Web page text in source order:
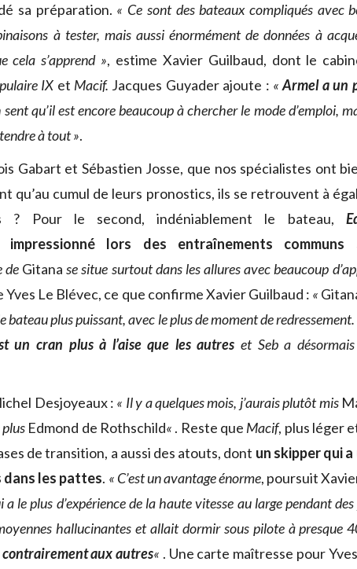
sa préparation. « Ce sont des bateaux compliqués avec
à tester, mais aussi énormément de données à
cela s’apprend », estime Xavier Guilbaud, dont le
IX et Macif. Jacques Guyader ajoute : «Armel a un
sent qu’il est encore beaucoup à chercher le mode d’emploi,
à tout ».
Gabart et Sébastien Josse, que nos spécialistes ont
qu’au cumul de leurs pronostics, ils se retrouvent à
? Pour le second, indéniablement le bateau,
lors des entraînements communs
de Gitana se situe surtout dans les allures avec beaucoup
Yves Le Blévec, ce que confirme Xavier Guilbaud : «
bateau plus puissant, avec le plus de moment de redressement.
un cran plus à l’aise que les autres et Seb a
Desjoyeaux : « Il y a quelques mois, j’aurais plutôt mis
Edmond de Rothschild« . Reste que Macif, plus léger
de transition, a aussi des atouts, dont un skipper qui
dans les pattes. « C’est un avantage énorme, poursuit
a le plus d’expérience de la haute vitesse au large pendant
hallucinantes et allait dormir sous pilote à presque
contrairement aux autres« . Une carte maîtresse pour